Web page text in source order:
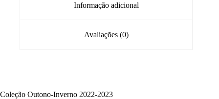
Informação adicional
Avaliações (0)
Coleção Outono-Inverno 2022-2023